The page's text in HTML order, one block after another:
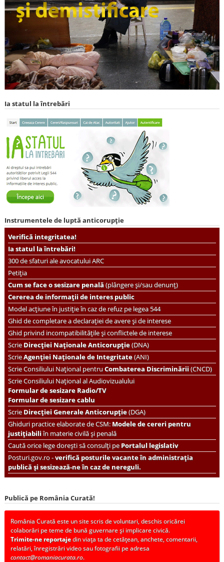
Ia statul la întrebări
Instrumentele de luptă anticorupție
Verifică integritatea!
Ia statul la întrebări!
300 de sfaturi ale avocatului ARC
Petiția
Cum se face o sesizare penală(plângere și/sau denunț)
Cererea de informații de interes public
Model acțiune în justiție în caz de refuz pe legea 544
Ghid de completare a declarației de avere și de interese
Ghid privind incompatibilitățile și conflictele de interese
ScrieDirecției Naționale Anticorupție(DNA)
ScrieAgenției Naționale de Integritate(ANI)
ScrieConsiliului Național pentruCombaterea Discriminării(CNCD)
Scrie Consiliului Național al Audiovizualului
Formular de sesizare Radio/TV
Formular de sesizare cablu
ScrieDirecției Generale Anticorupție(DGA)
Ghiduri practice elaborate de CSM: Modele de cereri pentru
justițiabiliîn materie civilă și penală
Caută orice lege dorești să consulți pePortalul legislativ
Posturi.gov.ro -verifică posturile vacante în administrația
publică și sesizează-ne în caz de nereguli.
Publică pe România Curată!
România Curată este un site scris de voluntari, deschis oricărei
colaborări pe teme de bună guvernare și implicare civică.
Trimite-ne reportajedin viața ta de cetățean, anchete, comentarii,
relatări, înregistrări video sau fotografii pe adresa
contact@romaniacurata.ro.